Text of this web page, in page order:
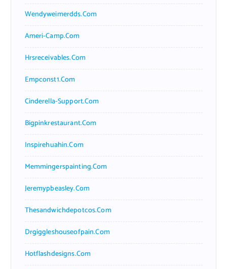
Wendyweimerdds.com
Ameri-Camp.com
Hrsreceivables.com
Empconst1.com
Cinderella-Support.com
Bigpinkrestaurant.com
Inspirehuahin.com
Memmingerspainting.com
Jeremypbeasley.com
Thesandwichdepotcos.com
Drgiggleshouseofpain.com
Hotflashdesigns.com